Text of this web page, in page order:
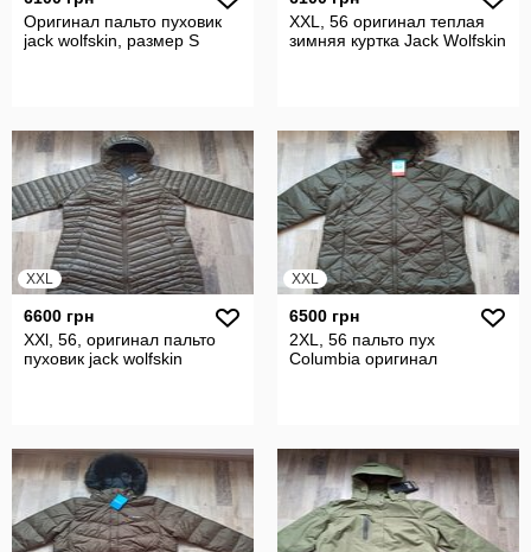
Оригинал пальто пуховик
jack wolfskin, размер S
XXL, 56 оригинал теплая
зимняя куртка Jack Wolfskin
XXL
6600 грн
XХl, 56, оригинал пальто
пуховик jack wolfskin
XXL
6500 грн
2XL, 56 пальто пух
Columbia оригинал